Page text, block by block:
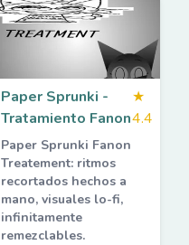
Paper Sprunki -
Tratamiento Fanon
★
4.4
Paper Sprunki Fanon
Treatement: ritmos
recortados hechos a
mano, visuales lo-fi,
infinitamente
remezclables.